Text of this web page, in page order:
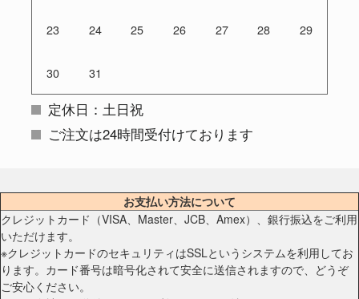
23 24 25 26 27 28 29
30 31
定休日：土日祝
ご注文は24時間受付けております
お支払い方法について
クレジットカード（VISA、Master、JCB、Amex）、銀行振込をご利用
いただけます。
※クレジットカードのセキュリティはSSLというシステムを利用してお
ります。カード番号は暗号化されて安全に送信されますので、どうぞ
ご安心ください。